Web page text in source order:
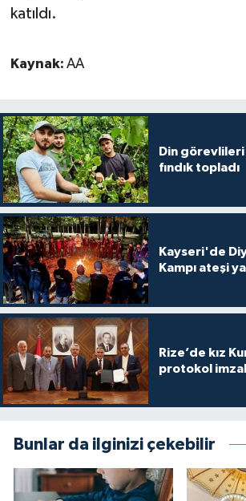
katıldı.
Kaynak: AA
Din görevlileri
fındık topladı
Kayseri'de
Kampı ateşi
Rize’de kız
protokol
Bunlar da ilginizi çekebilir
Giresun Müftülüğü
Gümüşhane Müftülüğü
Hakkari Müftülüğü
Hatay Müftülüğü
Iğdır Müftülüğü
Isparta Müftülüğü
İstanbul Müftülüğü
İzmir Müftülüğü
Kahramanmaraş Müftülüğü
Karabük Müftülüğü